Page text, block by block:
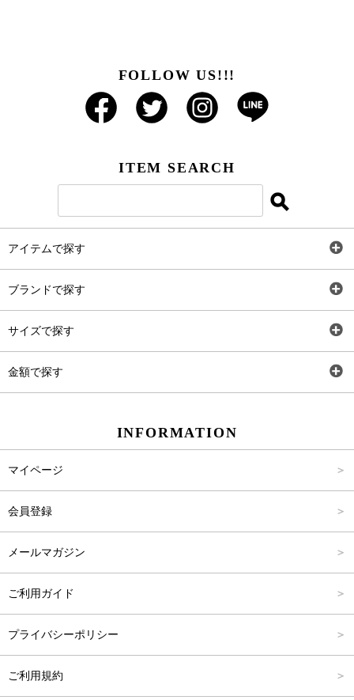
FOLLOW US!!!
ITEM SEARCH
アイテムで探す
ブランドで探す
サイズで探す
金額で探す
INFORMATION
マイページ
会員登録
メールマガジン
ご利用ガイド
プライバシーポリシー
ご利用規約